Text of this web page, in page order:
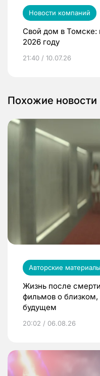
Новости компаний
Свой дом в Томске:
2026 году
21:40 / 10.07.26
Похожие новости
Авторские материалы
Жизнь после
фильмов о
будущем
20:02 / 06.08.26